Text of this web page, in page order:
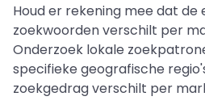
Houd er rekening mee dat
zoekwoorden verschilt per
Onderzoek lokale
specifieke geografische
zoekgedrag verschilt per